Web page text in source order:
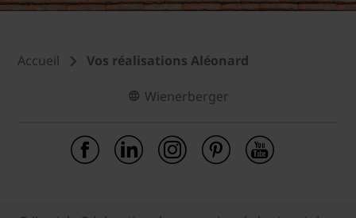
Accueil Vos réalisations Aléonard
Wienerberger